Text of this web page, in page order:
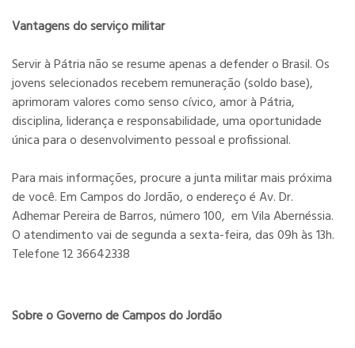
Vantagens do serviço militar
Servir à Pátria não se resume apenas a defender o Brasil. Os
jovens selecionados recebem remuneração (soldo base),
aprimoram valores como senso cívico, amor à Pátria,
disciplina, liderança e responsabilidade, uma oportunidade
única para o desenvolvimento pessoal e profissional.
Para mais informações, procure a junta militar mais próxima
de você. Em Campos do Jordão, o endereço é Av. Dr.
Adhemar Pereira de Barros, número 100, em Vila Abernéssia.
O atendimento vai de segunda a sexta-feira, das 09h às 13h.
Telefone 12 36642338
Sobre o Governo de Campos do Jordão